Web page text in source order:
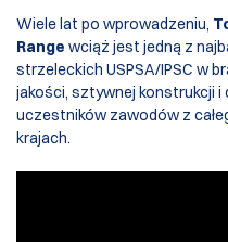
Wiele lat po wprowadzeniu,
Range wciąż jest jedną z
strzeleckich USPSA/IPSC w
jakości, sztywnej konstrukcji i
uczestników zawodów z
krajach.